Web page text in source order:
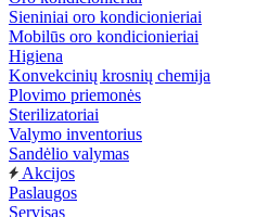
Sieniniai oro kondicionieriai
Mobilūs oro kondicionieriai
Higiena
Konvekcinių krosnių chemija
Plovimo priemonės
Sterilizatoriai
Valymo inventorius
Sandėlio valymas
Akcijos
Paslaugos
Servisas